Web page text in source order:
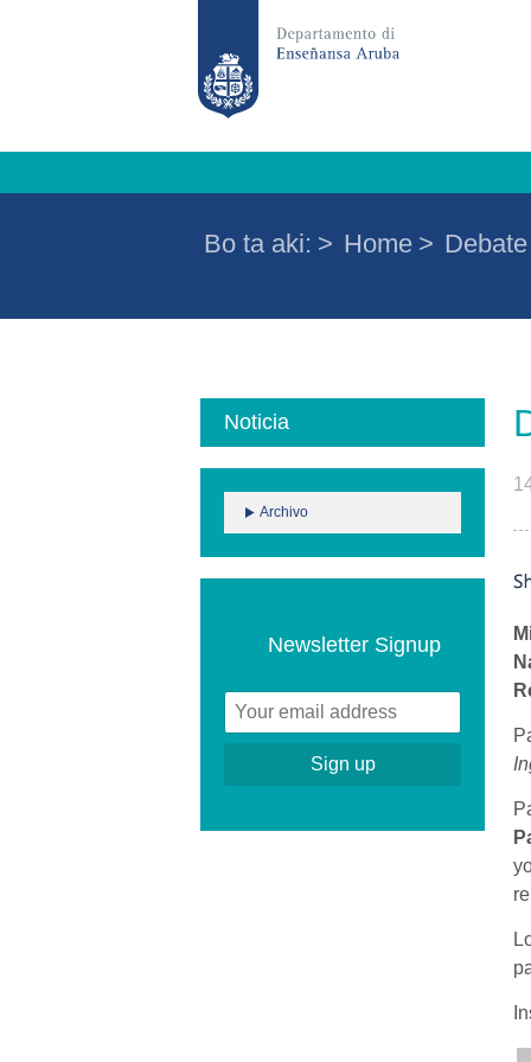
Bo ta aki: > Home >
Noticia
Archivo
Newsletter Signup